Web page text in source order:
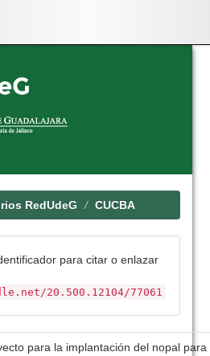
RedUdeG CUCBA
para citar o enlazar
20.500.12104/77061
para la implantación del nopal